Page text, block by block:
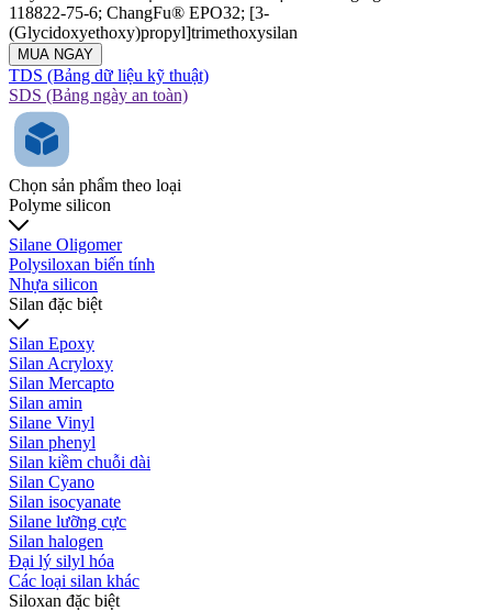
118822-75-6; ChangFu® EPO32; [3-
(Glycidoxyethoxy)propyl]trimethoxysilan
MUA NGAY
TDS (Bảng dữ liệu kỹ thuật)
SDS (Bảng ngày an toàn)
Chọn sản phẩm theo loại
Polyme silicon
Silane Oligomer
Polysiloxan biến tính
Nhựa silicon
Silan đặc biệt
Silan Epoxy
Silan Acryloxy
Silan Mercapto
Silan amin
Silane Vinyl
Silan phenyl
Silan kiềm chuỗi dài
Silan Cyano
Silan isocyanate
Silane lưỡng cực
Silan halogen
Đại lý silyl hóa
Các loại silan khác
Siloxan đặc biệt